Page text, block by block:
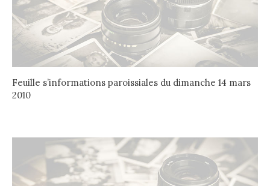
Feuille s’informations paroissiales du dimanche 14 mars
2010